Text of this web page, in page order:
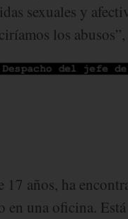
sexuales y
los
17 años, ha
en una oficina.